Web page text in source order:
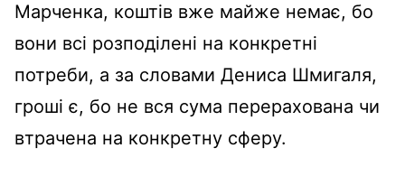
Марченка, коштів вже майже немає, бо
вони всі розподілені на конкретні
потреби, а за словами Дениса Шмигаля,
гроші є, бо не вся сума перерахована чи
втрачена на конкретну сферу.